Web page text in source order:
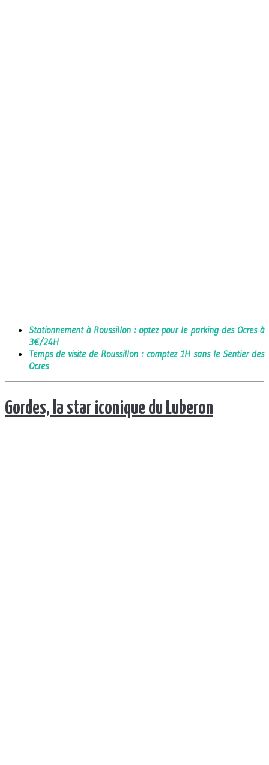
Stationnement à Roussillon : optez pour le parking des Ocres à
3€/24H
Temps de visite de Roussillon : comptez 1H sans le Sentier des
Ocres
Gordes, la star iconique du Luberon